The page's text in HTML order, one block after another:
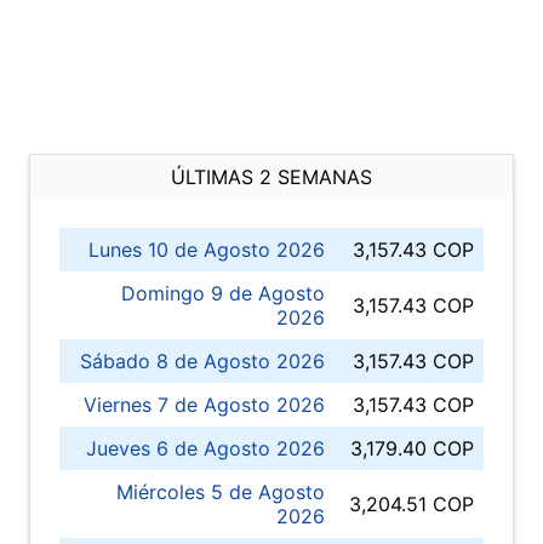
ÚLTIMAS 2 SEMANAS
Lunes 10 de Agosto 2026
3,157.43 COP
Domingo 9 de Agosto
2026
3,157.43 COP
Sábado 8 de Agosto 2026
3,157.43 COP
Viernes 7 de Agosto 2026
3,157.43 COP
Jueves 6 de Agosto 2026
3,179.40 COP
Miércoles 5 de Agosto
2026
3,204.51 COP